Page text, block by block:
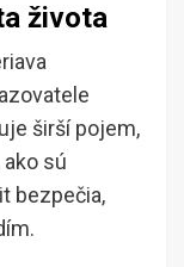
života
širší pojem,
sú
bezpečia,